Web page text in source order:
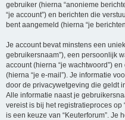
gebruiker (hierna “anonieme
“je account”) en berichten die
bent aangemeld (hierna “je
Je account bevat minstens een
gebruikersnaam”), een persoonlijk
account (hierna “je wachtwoord”)
(hierna “je e-mail”). Je informatie
door de privacywetgeving die geldt
Alle informatie naast je
vereist is bij het registratieproces op
is een keuze van “Keuterforum”. Je